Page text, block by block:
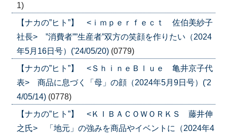
1)
【ナカの”ヒト”】 <ｉｍｐｅｒｆｅｃｔ 佐伯美紗子
社長> ”消費者””生産者”双方の笑顔を作りたい（2024
年5月16日号）('24/05/20) (0779)
【ナカの”ヒト”】 <ＳｈｉｎｅＢｌｕｅ 亀井京子代
表> 商品に息づく「母」の顔（2024年5月9日号）('2
4/05/14) (0778)
【ナカの”ヒト”】 <ＫＩＢＡＣＯＷＯＲＫＳ 藤井伸
之氏> 「地元」の強みを商品やイベントに（2024年4